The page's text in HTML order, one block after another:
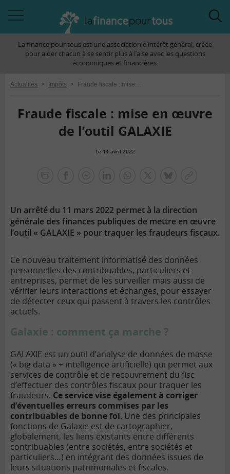
àLa finance pour tous est une association d’intérêt général, créée
pour aider chacun à se sentir plus à l’aise avec les questions
économiques et financières.
Actualités > Impôts > Fraude fiscale : mise en œuvre de l’outil GALAXIE
Fraude fiscale : mise en œuvre
de l’outil GALAXIE
Le 14 avril 2022
Un arrêté du 11 mars 2022 permet à la direction
générale des finances publiques de mettre en œuvre
l’outil « GALAXIE » pour traquer les fraudeurs fiscaux.
Ce nouveau traitement informatisé des données
personnelles des contribuables, particuliers et
entreprises, permet de les surveiller mais aussi de
vérifier leurs interactions et échanges, pour essayer
de détecter ceux qui passent à travers les contrôles
actuels.
Galaxie : comment ça marche ?
GALAXIE est un outil d’analyse de données de masse
(« big data » + intelligence artificielle) qui permet aux
services de contrôle et de recouvrement du fisc
d’effectuer des contrôles fiscaux pour traquer les
fraudeurs. Ce service vise également à corriger
d’éventuelles erreurs commises par les
contribuables de bonne foi. Une des principales
fonctions de Galaxie est de cartographier,
globalement, les liens existants entre différents
contribuables (entre sociétés, entre sociétés et
particuliers…) en intégrant des données issues de
leurs situations patrimoniales et fiscales.